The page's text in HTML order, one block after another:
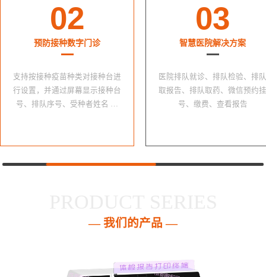
02
预防接种数字门诊
支持按接种疫苗种类对接种台进
行设置，并通过屏幕显示接种台
号、排队序号、受种者姓名 …
03
智慧医院解决方案
医院排队就诊、排队检验、排队
取报告、排队取药、微信预约挂
号、缴费、查看报告
— 我们的产品 —